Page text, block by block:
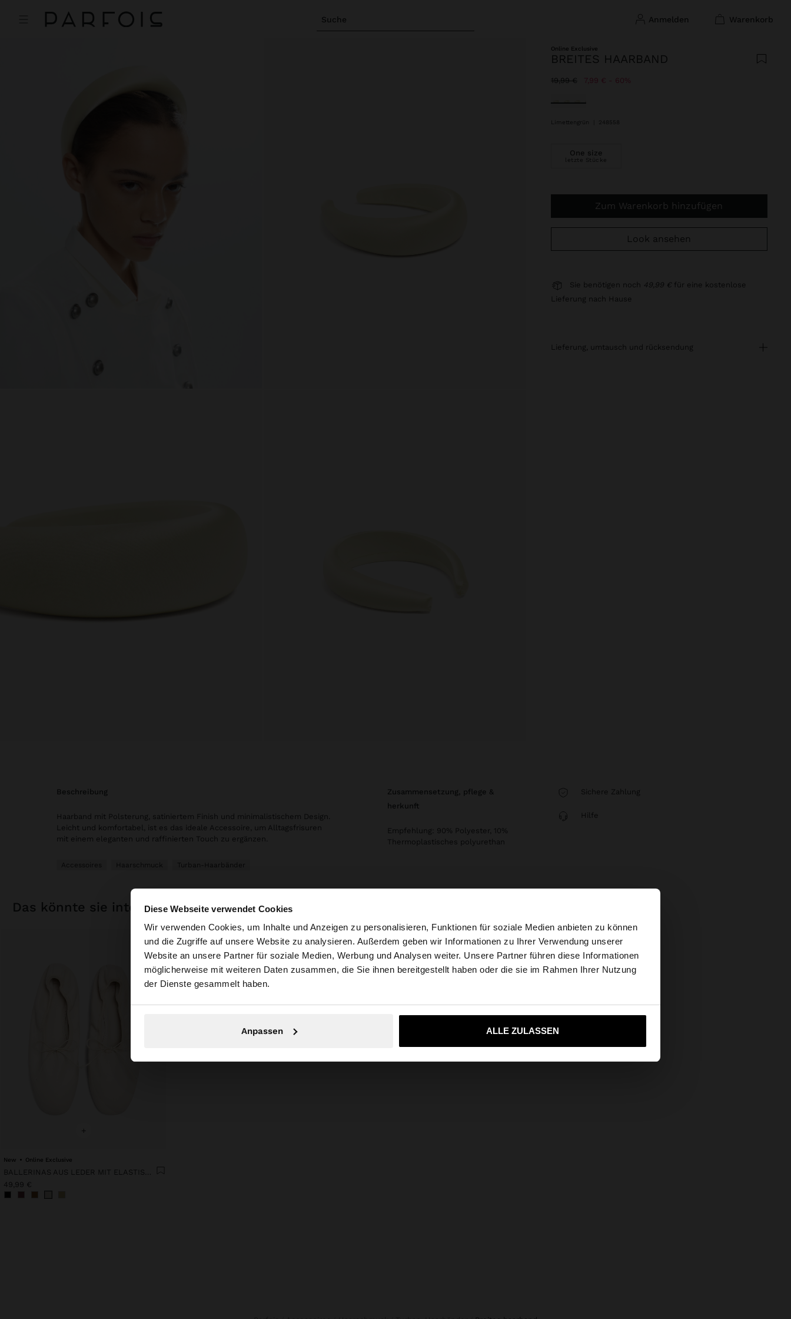
Diese Webseite verwendet Cookies
Wir verwenden Cookies, um Inhalte und Anzeigen zu personalisieren, Funktionen für soziale Medien anbieten zu können
und die Zugriffe auf unsere Website zu analysieren. Außerdem geben wir Informationen zu Ihrer Verwendung unserer
Website an unsere Partner für soziale Medien, Werbung und Analysen weiter. Unsere Partner führen diese Informationen
möglicherweise mit weiteren Daten zusammen, die Sie ihnen bereitgestellt haben oder die sie im Rahmen Ihrer Nutzung
der Dienste gesammelt haben.
Anpassen ALLE ZULASSEN
Suche anmelden warenkorb
hallo ×
Sie greifen von Deutschland auf die Website zu. Möchten Sie unsere United States Website
durchsuchen?
Nein, bleiben Sie bei Deutschland Ja, bringen Sie mich zu United States
Online Exclusive
BREITES HAARBAND
Preis reduziert ab
19,99 €bis 7,99 € 60%
ausgewählt
Limettengrün 248558
One size
letzte Stücke
Zum Warenkorb hinzufügen
Look ansehen
Sie benötigen noch 49,99 €
für eine kostenlose
Lieferung nach Hause
lieferung, umtausch und rücksendung
beschreibung
Haarband mit Polsterung, satiniertem Finish und minimalistischem Design.
Leicht und komfortabel, ist es das ideale Accessoire, um Alltagsfrisuren
mit einem eleganten und raffinierten Touch zu ergänzen.
Accessoires Haarschmuck Turban-Haarbänder
zusammensetzung, pflege &
herkunft
Empfehlung: 90% Polyester, 10%
Thermoplastisches polyurethan
Sichere Zahlung
Hilfe
das könnte sie interessieren
+
New Online Exclusive
49,99 €